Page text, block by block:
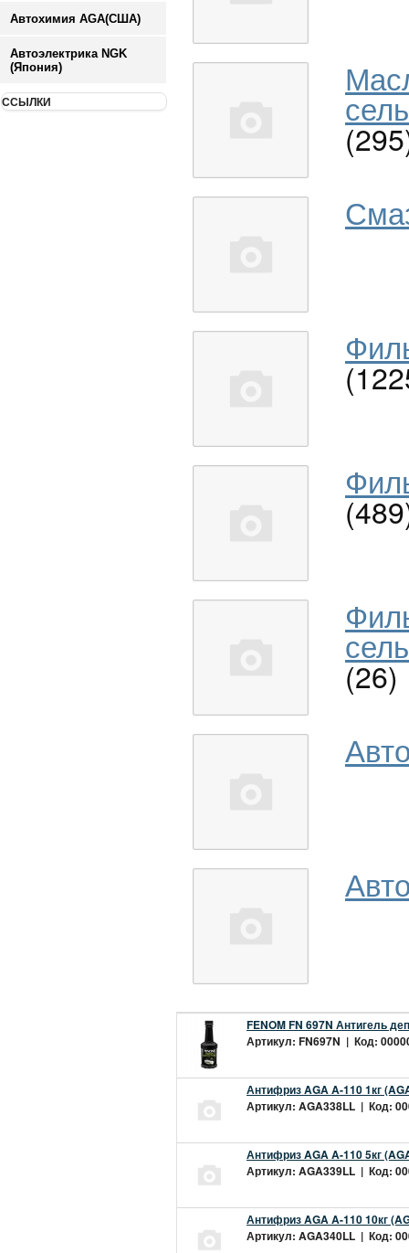
Автохимия AGA(США)
Автоэлектрика NGK
(Япония)
ССЫЛКИ
(26)
FENOM FN 697N Антигель
Артикул: FN697N | Код:
Антифриз AGA A-110 1кг
Артикул: AGA338LL | Код:
Антифриз AGA A-110 5кг
Артикул: AGA339LL | Код:
Антифриз AGA A-110 10кг
Артикул: AGA340LL | Код: